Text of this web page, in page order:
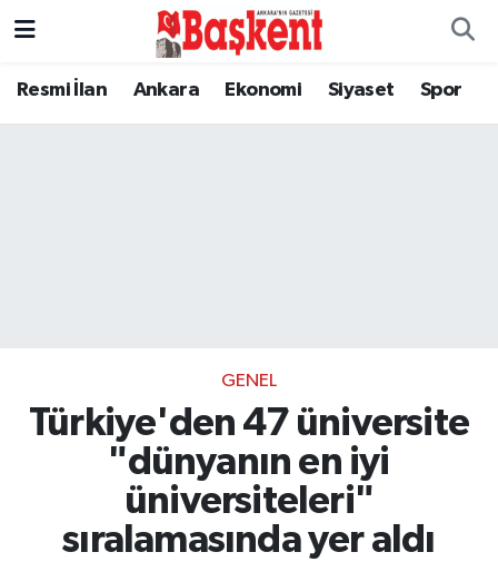
Resmi İlan Ankara Ekonomi Siyaset Spor
GENEL
Türkiye'den 47 üniversite
"dünyanın en iyi
üniversiteleri"
sıralamasında yer aldı